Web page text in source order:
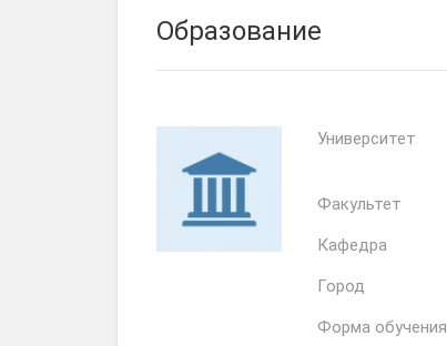
Образование
Университет
Факультет
Кафедра
Город
Форма обучения